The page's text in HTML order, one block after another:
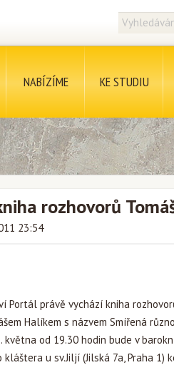
NABÍZÍME KE STUDIU
rozhovorů
23:54
Portál právě vychází kniha
Halíkem s názvem Smířená
května od 19.30 hodin bude v
kláštera u sv.Jiljí (Jilská 7a, Praha 1)